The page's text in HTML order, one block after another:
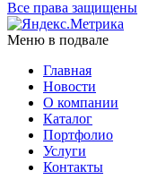
Bce права защищены
Меню в подвале
Главная
Новости
О компании
Каталог
Портфолио
Услуги
Контакты